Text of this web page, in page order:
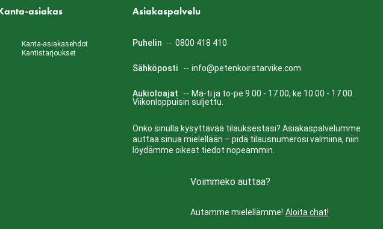
asiakas
Kanta-asiakasehdot
Kantistarjoukset
Asiakaspalvelu
Puhelin -- 0800 418 410
Sähköposti -- info@petenkoiratarvike.com
Aukioloajat -- Ma-ti ja to-pe 9.00 - 17.00, ke 10.00 - 17.00.
Viikonloppuisin suljettu.
Onko sinulla kysyttävää tilauksestasi? Asiakaspalvelumme
auttaa sinua mielellään – pidä tilausnumerosi valmiina, niin
löydämme oikeat tiedot nopeammin.
Voimmeko auttaa?
Autamme mielellämme! Aloita chat!